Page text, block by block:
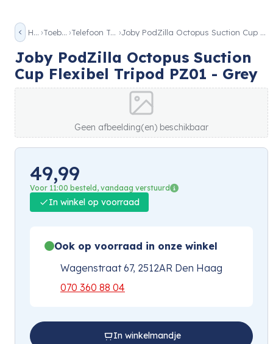
Home Toebehoren Telefoon Toebehoren Joby PodZilla Octopus Suction Cup Flexibel Tripod PZ01 – Grey
Joby PodZilla Octopus Suction
Cup Flexibel Tripod PZ01 - Grey
Geen afbeelding(en) beschikbaar
49,99
Voor 11:00 besteld, vandaag verstuurd
In winkel op voorraad
Ook op voorraad in onze winkel
Wagenstraat 67, 2512AR Den Haag
070 360 88 04
In winkelmandje